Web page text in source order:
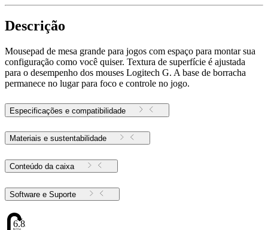
Descrição
Mousepad de mesa grande para jogos com espaço para montar sua
configuração como você quiser. Textura de superfície é ajustada
para o desempenho dos mouses Logitech G. A base de borracha
permanece no lugar para foco e controle no jogo.
Especificações e compatibilidade
Materiais e sustentabilidade
Conteúdo da caixa
Software e Suporte
6.83